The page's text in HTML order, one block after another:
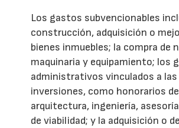
Los gastos subvencionables
construcción, adquisición o
bienes inmuebles; la compra de
maquinaria y equipamiento; los
administrativos vinculados a las
inversiones, como honorarios de
arquitectura, ingeniería,
de viabilidad; y la adquisición o